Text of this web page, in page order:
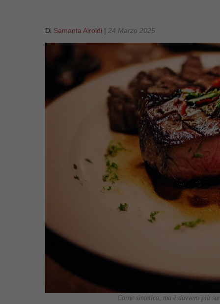
Di Samanta Airoldi | 24 Marzo 2025
Carne sintetica, ma è davvero più